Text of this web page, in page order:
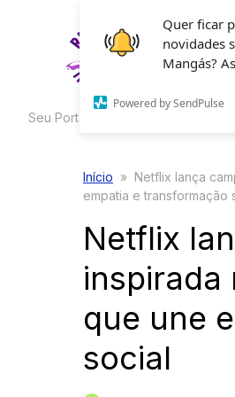
Quer ficar
novidades
Mangás?
Powered by SendPulse
Seu Portal de Curiosidades
Início » Netflix lança
empatia e transformação
Netflix
inspirada
que une
social